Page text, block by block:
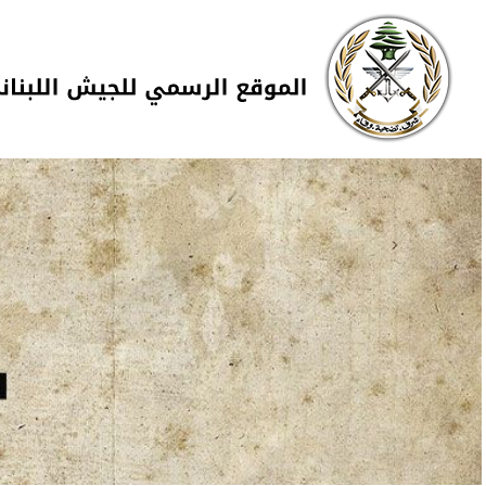
تجاوز إلى المحتوى الرئيسي
Skip to navigation